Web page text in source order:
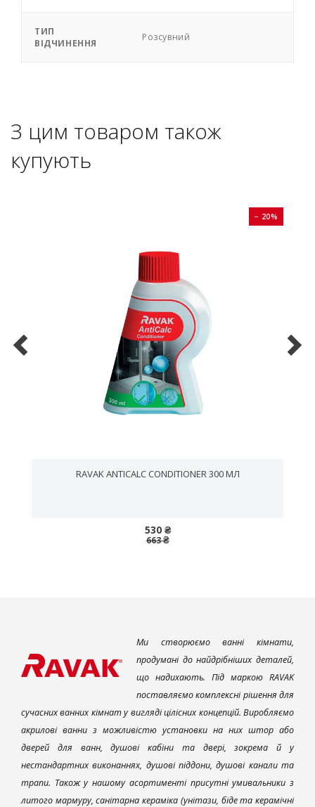
ТИП
ВІДЧИНЕННЯ
Розсувний
З цим товаром також
купують
− 20%
RAVAK ANTICALC CONDITIONER 300 МЛ
530 ₴
663 ₴
Ми створюємо ванні кімнати,
продумані до найдрібніших деталей,
що надихають. Під маркою RAVAK
поставляємо комплексні рішення для
сучасних ванних кімнат у вигляді цілісних концепцій. Виробляємо
акрилові ванни з можливістю установки на них штор або
дверей для ванн, душові кабіни та двері, зокрема й у
нестандартних виконаннях, душові піддони, душові канали та
трапи. Також у нашому асортименті присутні умивальники з
литого мармуру, санітарна кераміка (унітази, біде та керамічні